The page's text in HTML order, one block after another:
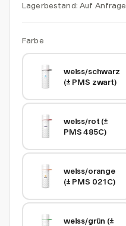
Lagerbestand: Auf Anfrage
Farbe
weiss/schwarz
(± PMS zwart)
weiss/rot (±
PMS 485C)
weiss/orange
(± PMS 021C)
weiss/grün (±